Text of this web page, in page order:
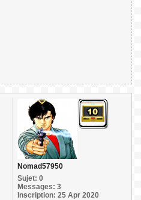
Nomad57950
Sujet: 0
Messages: 3
Inscription: 25 Apr 2020